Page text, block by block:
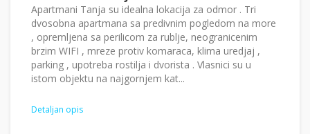
Apartmani Tanja su idealna lokacija za odmor . Tri
dvosobna apartmana sa predivnim pogledom na more
, opremljena sa perilicom za rublje, neogranicenim
brzim WIFI , mreze protiv komaraca, klima uredjaj ,
parking , upotreba rostilja i dvorista . Vlasnici su u
istom objektu na najgornjem kat...
Detaljan opis